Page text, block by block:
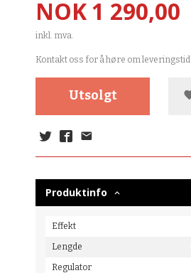
Pris
NOK1 290,00
inkl. mva.
Kontakt oss for å høre om leveringstid
Utsolgt
Produktinfo
Effekt
Lengde
Regulator